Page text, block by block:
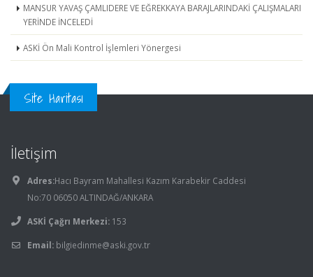
MANSUR YAVAŞ ÇAMLIDERE VE EĞREKKAYA BARAJLARINDAKİ ÇALIŞMALARI
YERİNDE İNCELEDİ
ASKİ Ön Mali Kontrol İşlemleri Yönergesi
Site Haritası
İletişim
Adres:Hacı Bayram Mahallesi Kazım Karabekir Caddesi
No:70 06050 ALTINDAĞ/ANKARA
ASKİ Çağrı Merkezi: 153
Email: bilgiedinme@aski.gov.tr